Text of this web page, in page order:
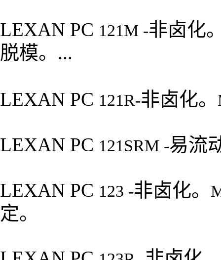
LEXAN PC 121M -非卤化
脱模。
...
LEXAN PC 121R-非卤化。
LEXAN PC 121SRM -易流
LEXAN PC 123 -非卤化。
定。